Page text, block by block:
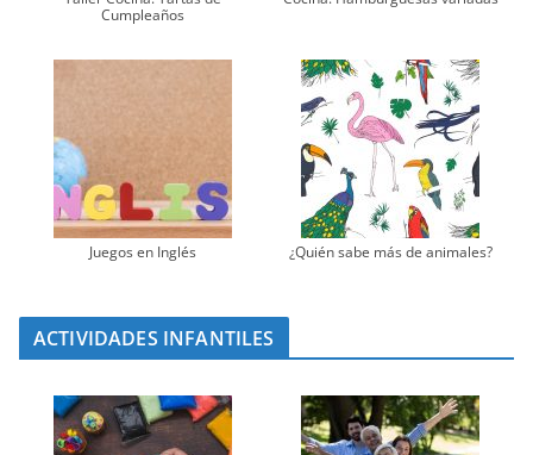
Cumpleaños
Juegos en Inglés ¿Quién sabe más de animales?
ACTIVIDADES INFANTILES